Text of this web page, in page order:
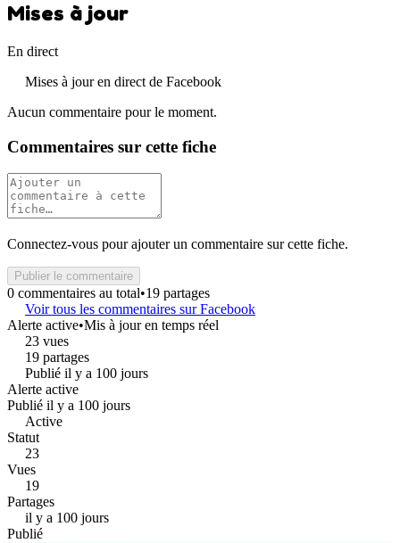
Mises à jour
En direct
Mises à jour en direct de Facebook
Aucun commentaire pour le moment.
Commentaires sur cette fiche
Connectez-vous pour ajouter un commentaire sur cette fiche.
Publier le commentaire
0 commentaires au total•19 partages
Voir tous les commentaires sur Facebook
Alerte active•Mis à jour en temps réel
23 vues
19 partages
Publié il y a 100 jours
Alerte active
Publié il y a 100 jours
Active
Statut
23
Vues
19
Partages
il y a 100 jours
Publié